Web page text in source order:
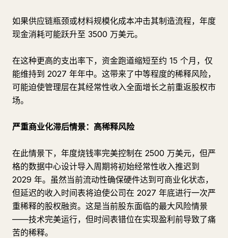
如果供应链瓶颈或材料规模化成本冲击其制造流程，年度
现金消耗可能跃升至 3500 万美元。
在这种更高的支出率下，资金跑道缩短至约 15 个月，仅
能维持到 2027 年年中。这带来了中等程度的稀释风险，
可能迫使管理层在其经常性收入全面增长之前重返股权市
场。
严重商业化滞后情景：高稀释风险
在此情景下，年度烧钱率完美控制在 2500 万美元，但严
格的数据中心设计导入周期将初始经常性收入推迟到
2029 年。虽然当前流动性确保硬件达到可商业化状态，
但延迟的收入时间表将迫使公司在 2027 年底进行一次严
重稀释的股权融资。这是当前股东面临的最大风险情景
——技术完美运行，但时间表错位在实现盈利前导致了痛
苦的稀释。